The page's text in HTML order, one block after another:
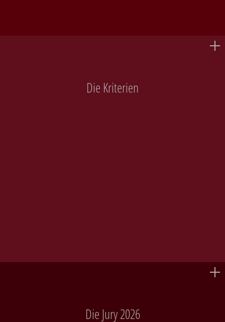
Die Kriterien
Die Jury 2026